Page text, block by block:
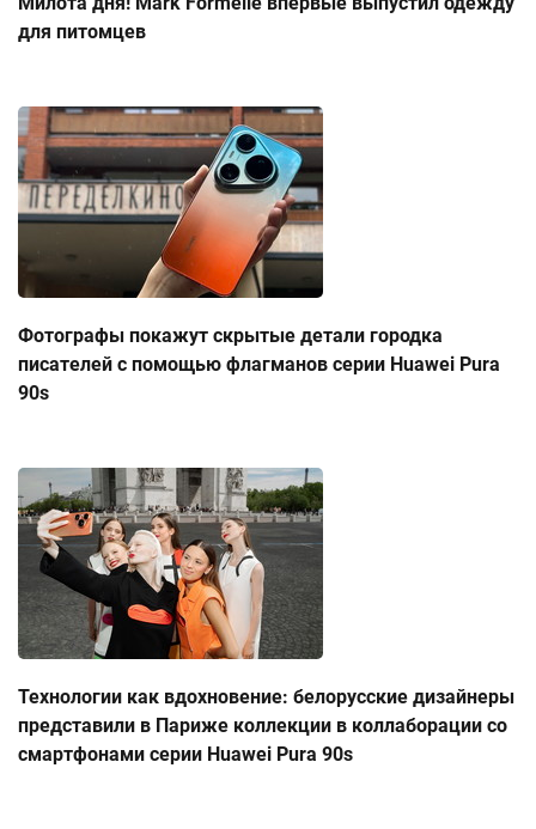
для питомцев
Фотографы покажут скрытые детали городка
писателей с помощью флагманов серии Huawei Pura
90s
Технологии как вдохновение: белорусские дизайнеры
представили в Париже коллекции в коллаборации со
смартфонами серии Huawei Pura 90s